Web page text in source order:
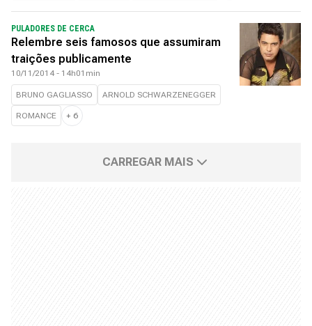
PULADORES DE CERCA
Relembre seis famosos que assumiram
traições publicamente
10/11/2014 - 14h01min
BRUNO GAGLIASSO ARNOLD SCHWARZENEGGER
ROMANCE + 6
CARREGAR MAIS